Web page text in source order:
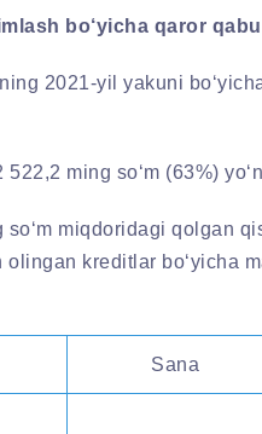
bo‘yicha qaror qabul
2021-yil yakuni
ming so‘m (63%)
miqdoridagi qolgan
kreditlar bo‘yicha
Sana